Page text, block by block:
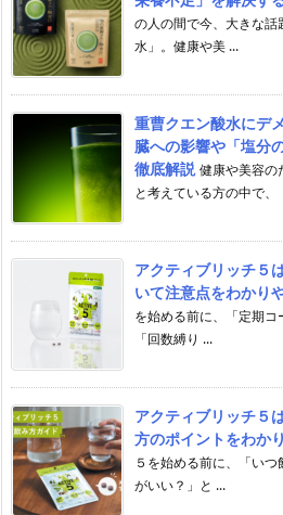
の人の間で今、大きな
水」。健康や美 ...
重曹クエン酸水にデ
臓への影響や「塩分
徹底解説 健康や美容の
と考えている方の中で、
アクティブリッチ５
いて注意点をわかり
を始める前に、「定期コ
「回数縛り ...
アクティブリッチ５
方のポイントをわか
５を始める前に、「い
がいい？」と ...